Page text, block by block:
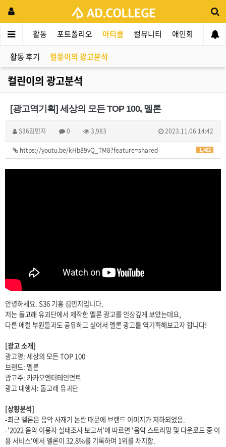
리지 활동 포트폴리오 아티클 컬뮤니티 애인회 신입
활동 후기 컬둥이의 광고분석
컬린이의 광고분석
[광고역기획] 세상의 모든 TOP 100, 멜론
S36김민지 0 3,983 2023.11.06 14:42
1,462
https://youtu.be/kHb89vQ_TM8?feature=shared
안녕하세요. S36 기홍 김민지입니다.
저는 돌고래 유괴단에서 제작한 멜론 광고를 인상깊게 보았는데요,
다른 애컬 부원들과도 공유하고 싶어서 멜론 광고를 역기획해보고자 합니다!
[광고 소개]
광고명: 세상의 모든 TOP 100
브랜드: 멜론
광고주: 카카오엔터테인먼트
광고 대행사: 돌고래 유괴단
[상황분석]
-최근 멜론은 음악 사재기 논란 때문에 브랜드 이미지가 저하되었음.
-'2022 음악 이용자 실태조사 보고서'에 따르면 '음악 스트리밍 및 다운로드 중 이
용 서비스'에서 멜론이 32.8%를 기록하며 1위를 차지함.